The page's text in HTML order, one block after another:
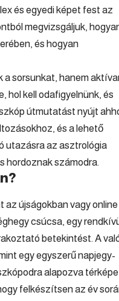
és egyedi képet fest az
megvizsgáljuk,
és hogyan
a sorsunkat, hanem
hol kell odafigyelnünk, és
útmutatást nyújt
és a lehető
utazásra az asztrológia
hordoznak számodra.
az újságokban vagy online
csúcsa, egy
betekintést. A
egy egyszerű napjegy-
alapozva
felkészítsen az év